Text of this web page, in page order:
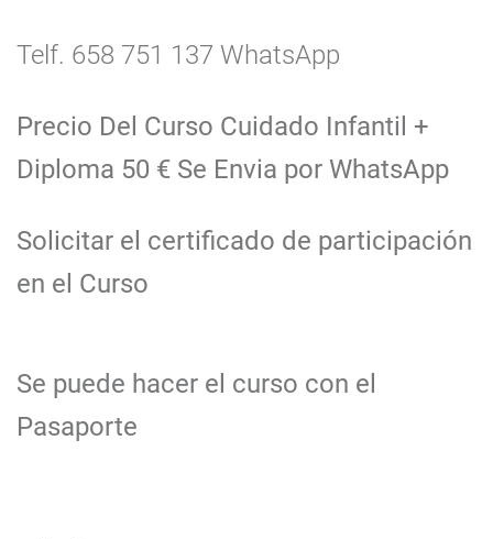
Telf. 658 751 137 WhatsApp
Precio Del Curso Cuidado Infantil +
Diploma 50 € Se Envia por WhatsApp
Solicitar el certificado de participación
en el Curso
Se puede hacer el curso con el
Pasaporte